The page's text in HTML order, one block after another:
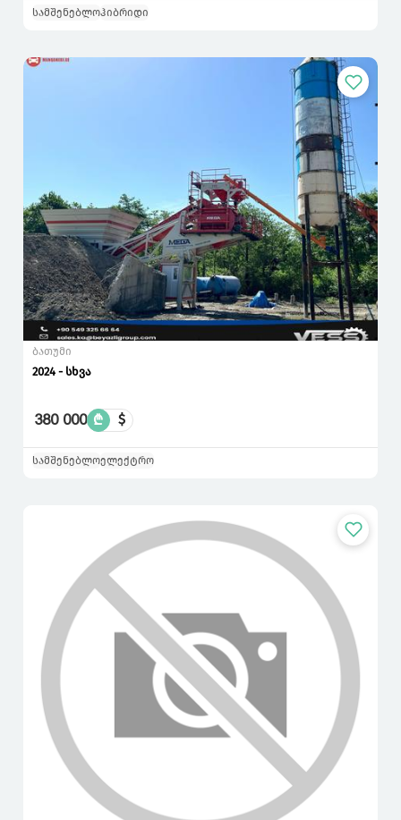
სამშენებლოჰიბრიდი
ბათუმი
2024 - სხვა
380 000 ₾ $
სამშენებლოელექტრო